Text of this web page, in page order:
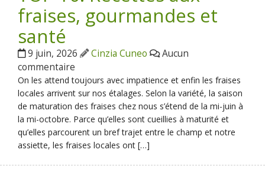
fraises, gourmandes et
santé
9 juin, 2026 Cinzia Cuneo
Aucun
commentaire
On les attend toujours avec impatience et enfin les fraises
locales arrivent sur nos étalages. Selon la variété, la saison
de maturation des fraises chez nous s’étend de la mi-juin à
la mi-octobre. Parce qu’elles sont cueillies à maturité et
qu’elles parcourent un bref trajet entre le champ et notre
assiette, les fraises locales ont […]